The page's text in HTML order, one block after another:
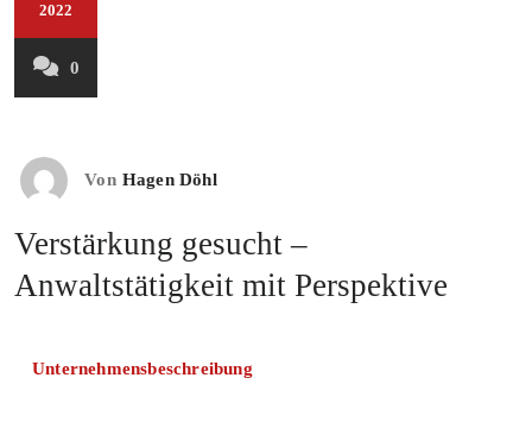
2022
0
Von Hagen Döhl
Verstärkung gesucht –
Anwaltstätigkeit mit Perspektive
Unternehmensbeschreibung